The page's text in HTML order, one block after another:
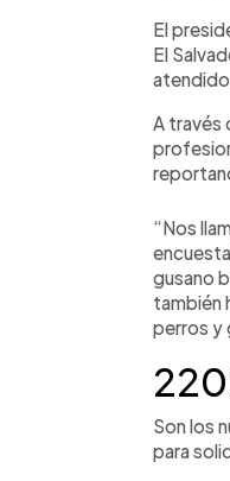
El
El
A través
“Nos
gusano
también
perros y
Son los
para